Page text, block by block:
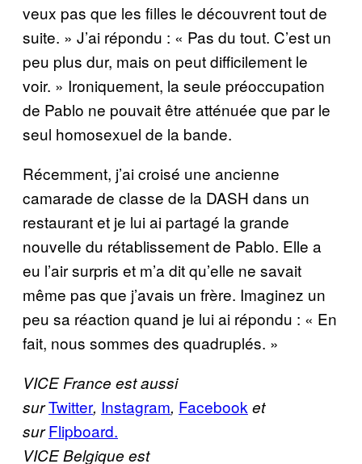
veux pas que les filles le découvrent tout de
suite. » J’ai répondu : « Pas du tout. C’est un
peu plus dur, mais on peut difficilement le
voir. » Ironiquement, la seule préoccupation
de Pablo ne pouvait être atténuée que par le
seul homosexuel de la bande.
Récemment, j’ai croisé une ancienne
camarade de classe de la DASH dans un
restaurant et je lui ai partagé la grande
nouvelle du rétablissement de Pablo. Elle a
eu l’air surpris et m’a dit qu’elle ne savait
même pas que j’avais un frère. Imaginez un
peu sa réaction quand je lui ai répondu : « En
fait, nous sommes des quadruplés. »
VICE France est aussi
surTwitter, Instagram, Facebook et
sur Flipboard.
VICE Belgique est